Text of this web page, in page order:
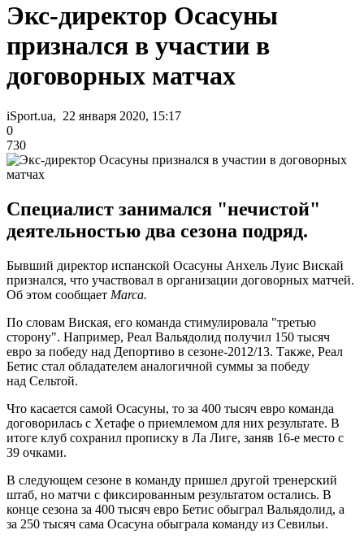
Экс-директор Осасуны
признался в участии в
договорных матчах
iSport.ua, 22 января 2020, 15:17
0
730
Специалист занимался "нечистой"
деятельностью два сезона подряд.
Бывший директор испанской Осасуны Анхель Луис Вискай
признался, что участвовал в организации договорных матчей.
Об этом сообщает Marca.
По словам Виская, его команда стимулировала "третью
сторону". Например, Реал Вальядолид получил 150 тысяч
евро за победу над Депортиво в сезоне-2012/13. Также, Реал
Бетис стал обладателем аналогичной суммы за победу
над Сельтой.
Что касается самой Осасуны, то за 400 тысяч евро команда
договорилась с Хетафе о приемлемом для них результате. В
итоге клуб сохранил прописку в Ла Лиге, заняв 16-е место с
39 очками.
В следующем сезоне в команду пришел другой тренерский
штаб, но матчи с фиксированным результатом остались. В
конце сезона за 400 тысяч евро Бетис обыграл Вальядолид, а
за 250 тысяч сама Осасуна обыграла команду из Севильи.